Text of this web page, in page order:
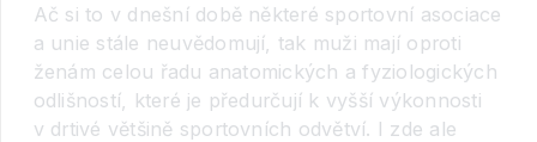
Ač si to v dnešní době některé sportovní asociace
a unie stále neuvědomují, tak muži mají oproti
ženám celou řadu anatomických a fyziologických
odlišností, které je předurčují k vyšší výkonnosti
v drtivé většině sportovních odvětví. I zde ale